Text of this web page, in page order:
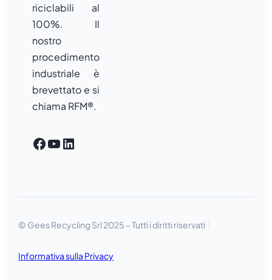
riciclabili al
100%. Il
nostro
procedimento
industriale è
brevettato e si
chiama RFM®.
Facebook
YouTube
LinkedIn
© Gees Recycling Srl 2025 – Tutti i diritti riservati
Informativa sulla Privacy